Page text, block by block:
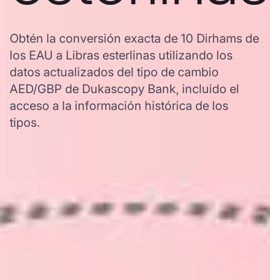
Obtén la conversión exacta de 10 Dirhams de
los EAU a Libras esterlinas utilizando los
datos actualizados del tipo de cambio
AED/GBP de Dukascopy Bank, incluido el
acceso a la información histórica de los
tipos.